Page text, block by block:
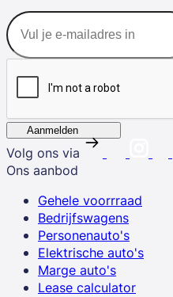
Aanmelden
Volg ons via
Ons aanbod
Gehele voorrraad
Bedrijfswagens
Personenauto's
Elektrische auto's
Marge auto's
Lease calculator